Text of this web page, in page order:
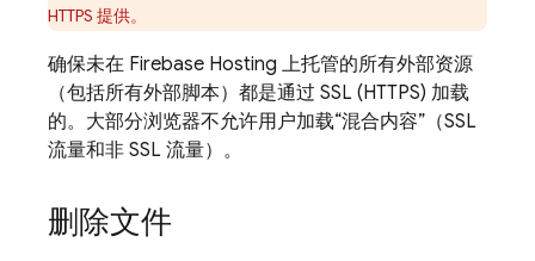
HTTPS 提供。
确保未在 Firebase Hosting 上托管的所有外部资源
（包括所有外部脚本）都是通过 SSL (HTTPS) 加载
的。大部分浏览器不允许用户加载“混合内容”（SSL
流量和非 SSL 流量）。
删除文件